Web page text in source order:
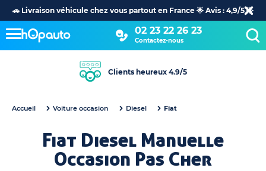
🚗 Livraison véhicule chez vous partout en France 🌟 Avis : 4,9/5 🌟
02 23 22 26 23
Contactez-nous
Clients heureux 4.9/5
Accueil Voiture occasion Diesel Fiat
Fiat Diesel Manuelle
Occasion Pas Cher